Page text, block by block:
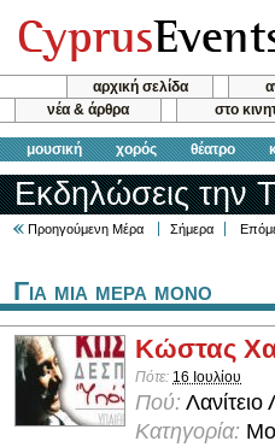
αρχική σελίδα
νέα & άρθρα
στο
μουσική χορός θέατρο
Εκδηλώσεις την
Προηγούμενη Μέρα Σήμερα
Για μια μερα μονο
Κώστας
Πότε: 16 Ιουλίου
Πού:
Κατηγορία: